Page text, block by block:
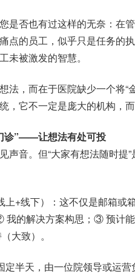
否也有过这样的无奈：在
点的员工，似乎只是任务的
被激发的智慧。
，而在于医院缺少一个将“金
，它不一定是庞大的机构，
诊”——让想法有处可投
音。但“大家有想法随时提”
+线下）：这不仅是邮箱或
的解决方案构思；③ 预计
大致）。
半天，由一位院领导或运营